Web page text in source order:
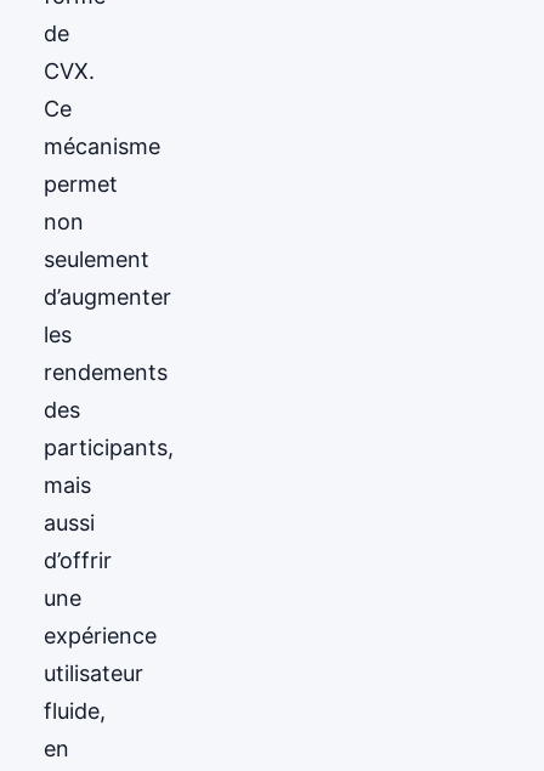
de
CVX.
Ce
mécanisme
permet
non
seulement
d’augmenter
les
rendements
des
participants,
mais
aussi
d’offrir
une
expérience
utilisateur
fluide,
en